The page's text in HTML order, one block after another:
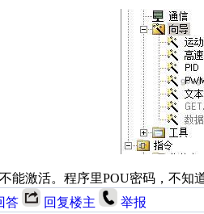
能激活。程序里POU密码，不知
答 回复楼主 举报